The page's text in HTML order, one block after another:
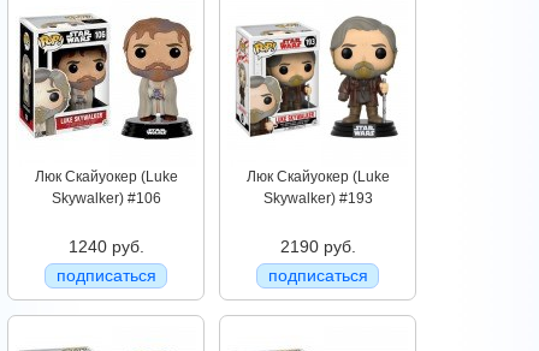
Люк Скайуокер (Luke
Skywalker) #106
1240 руб.
подписаться
Люк Скайуокер (Luke
Skywalker) #193
2190 руб.
подписаться